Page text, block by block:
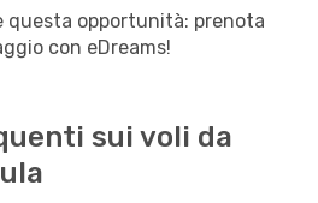
questa opportunità: prenota
con eDreams!
sui voli da